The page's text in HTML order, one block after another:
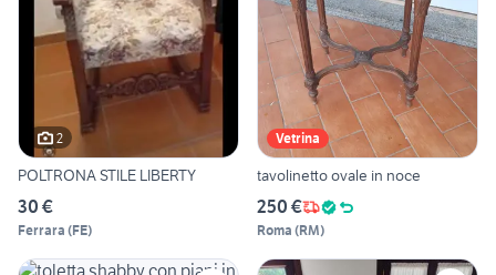
2
POLTRONA STILE LIBERTY
30 €
Ferrara (FE)
Vetrina
tavolinetto ovale in noce
250 €
Roma (RM)